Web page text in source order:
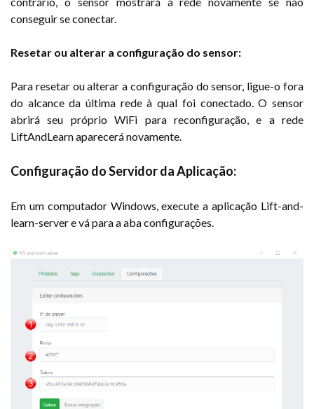
conseguir se conectar.
Resetar ou alterar a configuração do sensor:
Para resetar ou alterar a configuração do sensor, ligue-o fora
do alcance da última rede à qual foi conectado. O sensor
abrirá seu próprio WiFi para reconfiguração, e a rede
LiftAndLearn aparecerá novamente.
Configuração do Servidor da Aplicação:
Em um computador Windows, execute a aplicação Lift-and-
learn-server e vá para a aba configurações.